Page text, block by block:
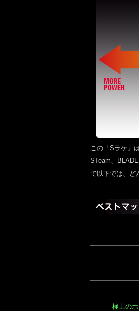
この「Sラケ」
STeam、
で以下では、ど
極上の